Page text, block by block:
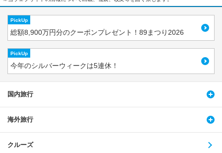
PickUp
総額8,900万円分のクーポンプレゼント！89まつり2026
PickUp
今年のシルバーウィークは5連休！
国内旅行
海外旅行
クルーズ